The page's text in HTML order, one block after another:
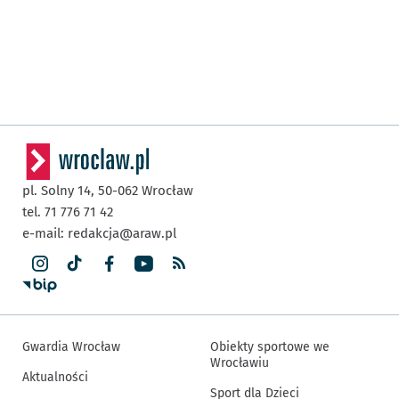
pl. Solny 14, 50-062 Wrocław
tel. 71 776 71 42
e-mail: redakcja@araw.pl
Gwardia Wrocław
Aktualności
Obiekty sportowe we
Wrocławiu
Sport dla Dzieci